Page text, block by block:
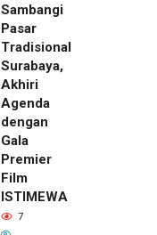
Sambangi
Pasar
Tradisional
Surabaya,
Akhiri
Agenda
dengan
Gala
Premier
Film
ISTIMEWA
7